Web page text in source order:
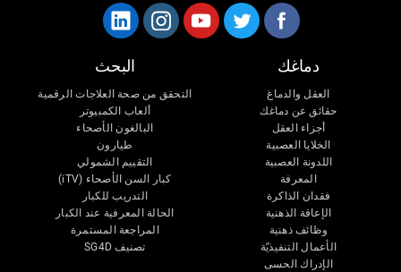
دماغك
العقل والدماغ
حقائق عن دماغك
أجزاء العقل
الخلايا العصبية
اللدونة العصبية
المعرفة
فقدان الذاكرة
الإعاقة الذهنية
وظائف ذهنية
الأعمال التنفيذيّة
الإدراك الحسى
البحث
التحقق من صحة العلاجات الرقمية
ألعاب الكمبيوتر
البالغون الأصحاء
طيارون
التقييم الشمولي
كبار السن الأصحاء (iTV)
التدريب للكبار
الحالة المعرفية عند الكبار
المراجعة المستمرة
تصنيف SG4D